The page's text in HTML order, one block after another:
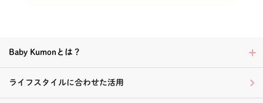
Baby Kumonとは？
ライフスタイルに合わせた活用